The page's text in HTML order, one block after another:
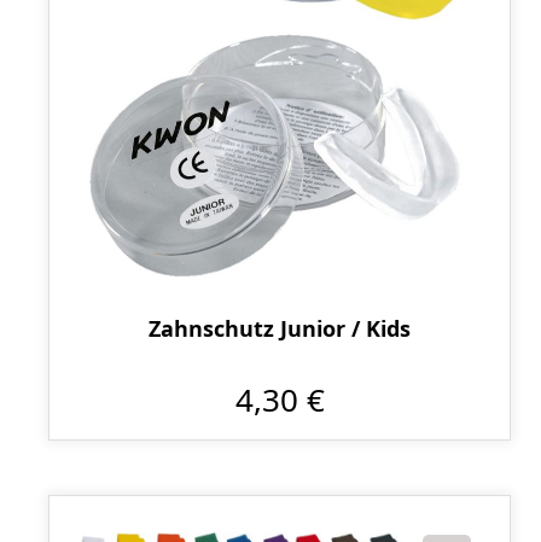
Zahnschutz Junior / Kids
4,30 €